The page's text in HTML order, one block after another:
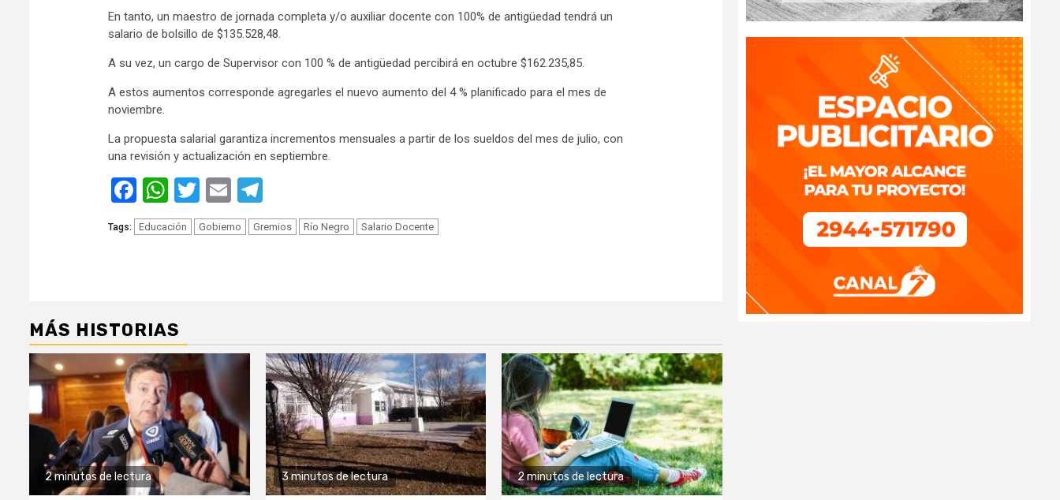
En tanto, un maestro de jornada completa y/o auxiliar docente con 100% de antigüedad tendrá un
salario de bolsillo de $135.528,48.
A su vez, un cargo de Supervisor con 100 % de antigüedad percibirá en octubre $162.235,85.
A estos aumentos corresponde agregarles el nuevo aumento del 4 % planificado para el mes de
noviembre.
La propuesta salarial garantiza incrementos mensuales a partir de los sueldos del mes de julio, con
una revisión y actualización en septiembre.
Facebook
WhatsApp
Twitter
Email
Tags: Educación Gobierno Gremios Río Negro Salario Docente
MÁS HISTORIAS
2 minutos de lectura 3 minutos de lectura 2 minutos de lectura